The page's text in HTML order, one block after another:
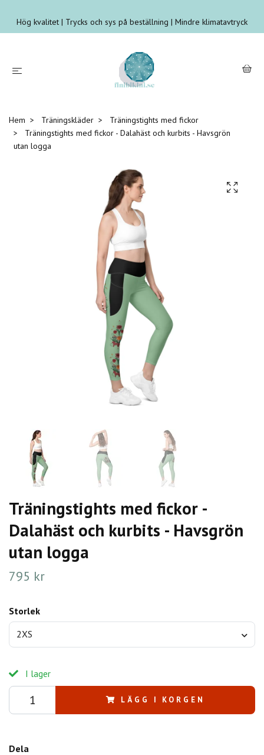
Hög kvalitet | Trycks och sys på beställning | Mindre klimatavtryck
Hem Träningskläder
Träningstights med fickor
Träningstights med fickor - Dalahäst och kurbits - Havsgrön
utan logga
Träningstights med fickor -
Dalahäst och kurbits - Havsgrön
utan logga
795 kr
Storlek
2XS
I lager
LÄGG I KORGEN
Dela